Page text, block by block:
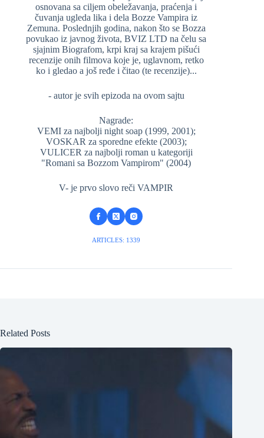
osnovana sa ciljem obeležavanja, praćenja i
čuvanja ugleda lika i dela Bozze Vampira iz
Zemuna. Poslednjih godina, nakon što se Bozza
povukao iz javnog života, BVIZ LTD na čelu sa
sjajnim Biografom, krpi kraj sa krajem pišući
recenzije onih filmova koje je, uglavnom, retko
ko i gledao a još ređe i čitao (te recenzije)...
- autor je svih epizoda na ovom sajtu
Nagrade:
VEMI za najbolji night soap (1999, 2001);
VOSKAR za sporedne efekte (2003);
VULICER za najbolji roman u kategoriji
"Romani sa Bozzom Vampirom" (2004)
V- je prvo slovo reči VAMPIR
ARTICLES: 1339
Related Posts